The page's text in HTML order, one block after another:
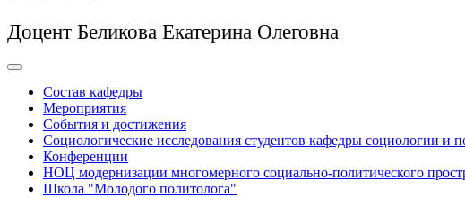
Доцент Беликова Екатерина Олеговна
Состав кафедры
Мероприятия
События и достижения
Социологические исследования студентов кафедры социологии и
Конференции
НОЦ модернизации многомерного социально-политического
Школа "Молодого политолога"